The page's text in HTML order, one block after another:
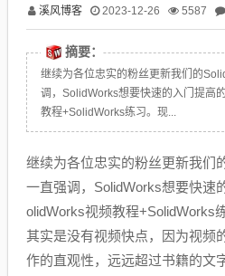
溪风博客 2023-12-26 5587
摘要：
继续为各位忠实的粉丝更新我们的
调，SolidWorks想要快速的入门提高
教程+SolidWorks练习。现...
继续为各位忠实的粉丝更新我们
一直强调，SolidWorks想要快速
olidWorks视频教程+SolidWorks
其实是没有视频快点，因为视频
作的直观性，远远超过书籍的文